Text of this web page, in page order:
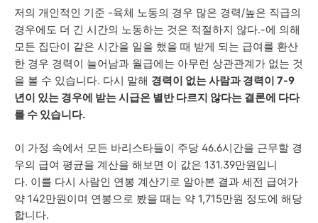
저의 개인적인 기준 -육체 노동의 경우 많은 경력/높은 직급의
경우에도 더 긴 시간의 노동하는 것은 적절하지 않다.-에 의해
모든 집단이 같은 시간을 일을 했을 때 받게 되는 급여를 환산
한 경우 경력이 늘어남과 월급에는 아무런 상관관계가 없는 것
을 볼 수 있습니다. 다시 말해 경력이 없는 사람과 경력이 7-9
년이 있는 경우에 받는 시급은 별반 다르지 않다는 결론에 다다
를 수 있습니다.
이 가정 속에서 모든 바리스타들이 주당 46.6시간을 근무할 경
우의 급여 평균을 계산을 해보면 이 값은 131.39만원입니
다. 이를 다시 사람인 연봉 계산기로 알아본 결과 세전 급여가
약 142만원이며 연봉으로 봤을 때는 약 1,715만원 정도에 해당
합니다.